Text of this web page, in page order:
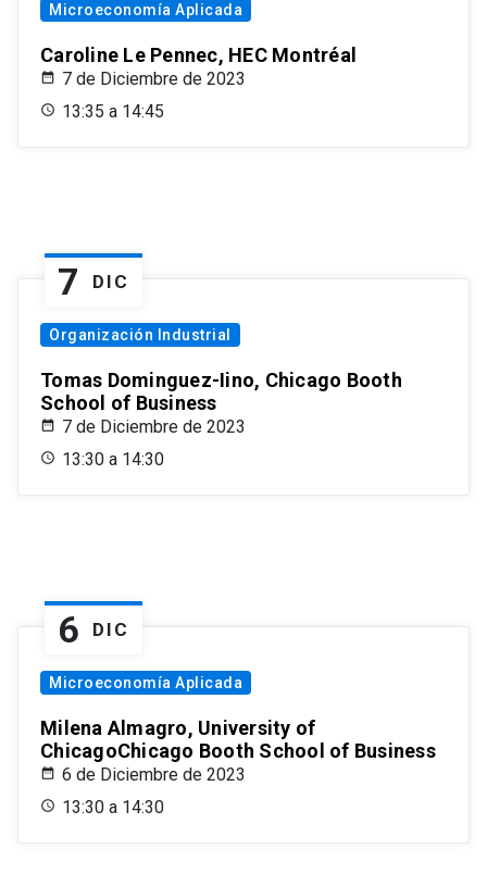
Microeconomía Aplicada
Caroline Le Pennec, HEC Montréal
7 de Diciembre de 2023
13:35 a 14:45
7 DIC
Organización Industrial
Tomas Dominguez-Iino, Chicago Booth
School of Business
7 de Diciembre de 2023
13:30 a 14:30
6 DIC
Microeconomía Aplicada
Milena Almagro, University of
ChicagoChicago Booth School of Business
6 de Diciembre de 2023
13:30 a 14:30